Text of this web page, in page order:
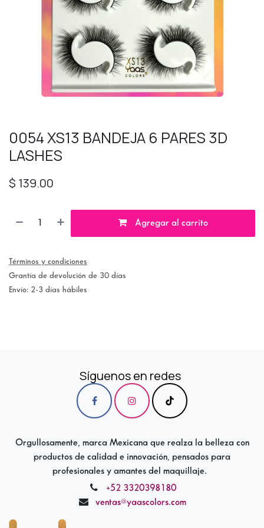
0054 XS13 BANDEJA 6 PARES 3D
LASHES
$ 139.00
Agregar al carrito
Términos y condiciones
Grantía de devolución de 30 días
Envío: 2-3 días hábiles
Síguenos en redes
Orgullosamente, marca Mexicana que realza la belleza con
productos de calidad e innovación, pensados para
profesionales y amantes del maquillaje.
+52 3320398180
ventas@yaascolors.com